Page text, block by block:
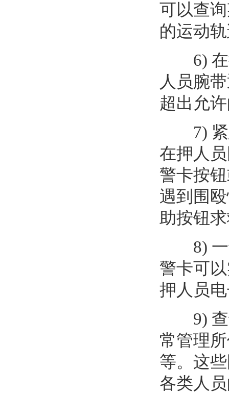
可以查
的运动
6) 在
人员腕
超出允
7) 紧
在押人
警卡按
遇到围
助按钮
8) 一
警卡可
押人员
9) 查
常管理
等。这
各类人